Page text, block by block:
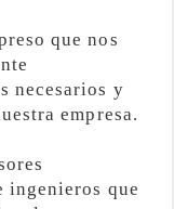
que nos
necesarios y
empresa.
ingenieros que